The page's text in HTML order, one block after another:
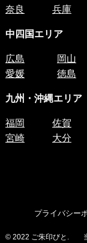
奈良
兵庫
中四国エリア
広島 岡山
愛媛
徳島
九州・沖縄エリア
福岡 佐賀
宮崎
大分
プライバシー
© 2022 ご朱印びと. 当